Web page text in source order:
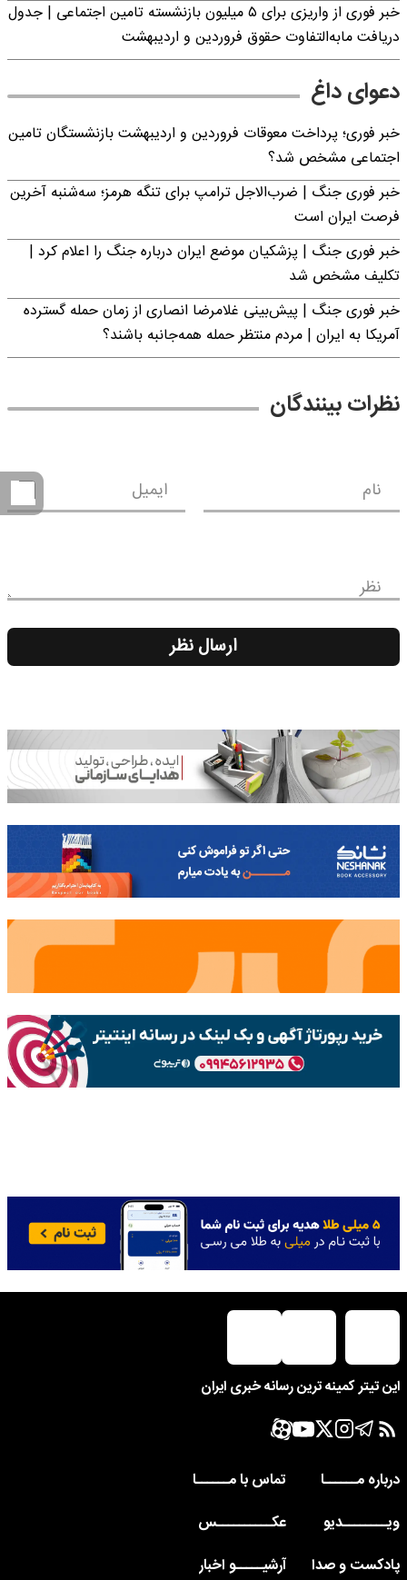
خبر فوری از واریزی برای ۵ میلیون‌ بازنشسته تامین اجتماعی | جدول
دریافت مابه‌التفاوت حقوق فروردین و اردیبهشت
دعوای داغ
خبر فوری؛ پرداخت معوقات فروردین و اردیبهشت بازنشستگان تامین
اجتماعی مشخص شد؟
خبر فوری جنگ | ضرب‌الاجل ترامپ برای تنگه هرمز؛ سه‌شنبه آخرین
فرصت ایران است
خبر فوری جنگ | پزشکیان موضع ایران درباره جنگ را اعلام کرد |
تکلیف مشخص شد
خبر فوری جنگ | پیش‌بینی غلامرضا انصاری از زمان حمله گسترده
آمریکا به ایران | مردم منتظر حمله همه‌جانبه باشند؟
نظرات بینندگان
نام ایمیل
نظر
ارسال نظر
این تیتر کمینه ترین رسانه خبری ایران
درباره مــــــا
تماس با مــــــا
ویــــــــدیو
عکــــــــــس
پادکست و صدا
آرشیـــــو اخبار